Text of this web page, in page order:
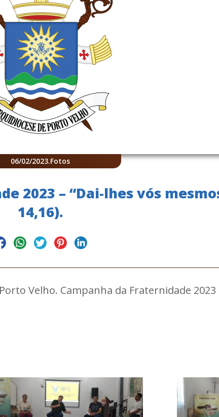
06/02/2023.Fotos
2023 – “Dai-lhes vós
14,16).
Velho. Campanha da Fraternidade 2023